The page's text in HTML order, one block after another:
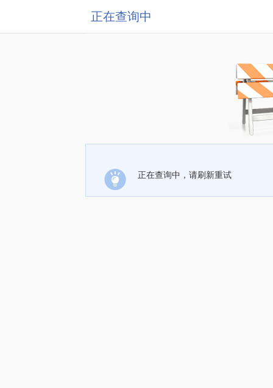
正在查询中
正在查询中，请刷新重试